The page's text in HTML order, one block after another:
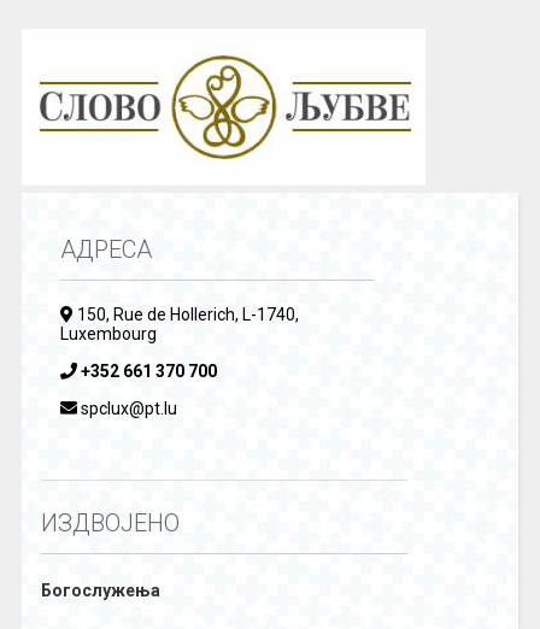
АДРЕСА
150, Rue de Hollerich, L-1740,
Luxembourg
+352 661 370 700
spclux@pt.lu
ИЗДВОЈЕНО
Богослужења